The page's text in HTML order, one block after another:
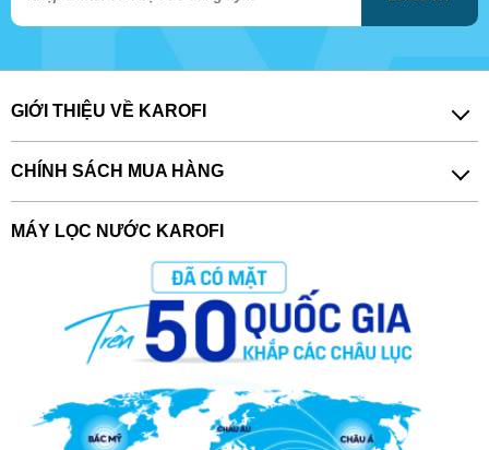
GIỚI THIỆU VỀ KAROFI
CHÍNH SÁCH MUA HÀNG
MÁY LỌC NƯỚC KAROFI